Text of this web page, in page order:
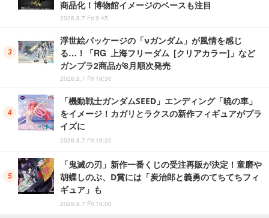
商品化！博物館イメージのベースも注目
2026.8.7 Fri 9:45
浮世絵パッケージの「νガンダム」が風情を感じ
る…！「RG 上海フリーダム [クリアカラー]」など
ガンプラ2商品が8月順次発売
2026.8.7 Fri 19:30
「機動戦士ガンダムSEED」エンディング「暁の車」
をイメージ！カガリとラクスの新作フィギュアがプラ
イズに
2026.8.7 Fri 16:20
「鬼滅の刃」新作一番くじの受注再販が決定！童磨や
胡蝶しのぶ、D賞には「炭治郎と義勇のてちてちフィ
ギュア」も
2026.8.7 Fri 16:00